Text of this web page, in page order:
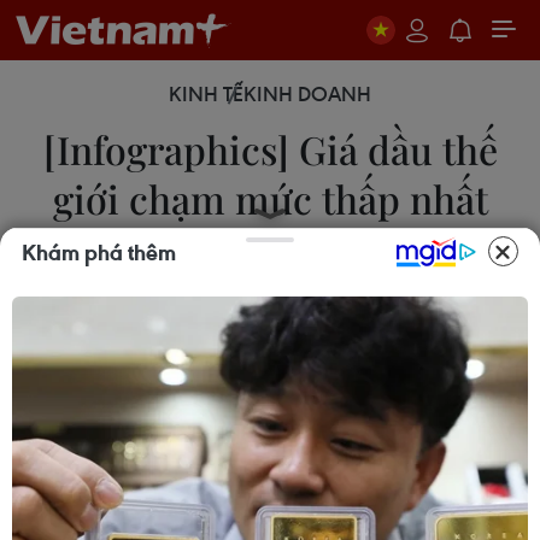
KINH TẾKINH DOANH
[Infographics] Giá dầu thế
giới chạm mức thấp nhất
trong hơn 7 tháng
08/09/2022 08:49
Chốt phiên giao dịch ngày 7/9/2022, giá dầu trên
thị trường thế giới giảm trên 5% xuống mức thấp
nhất kể từ giữa tháng 1/2022.
Khám phá thêm